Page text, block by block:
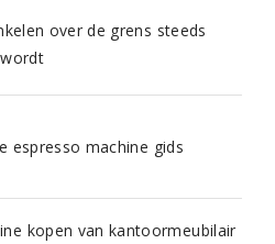
over de grens steeds
espresso machine gids
kopen van kantoormeubilair